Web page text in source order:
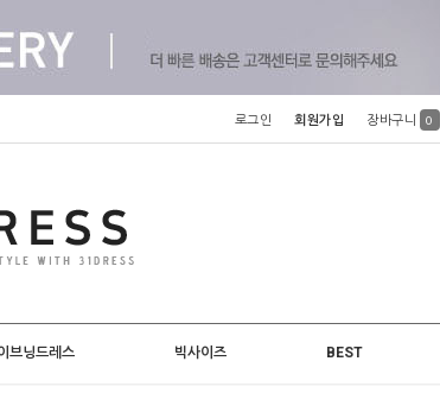
로그인 회원가입 장바구니 0
브닝드레스 빅사이즈 BEST